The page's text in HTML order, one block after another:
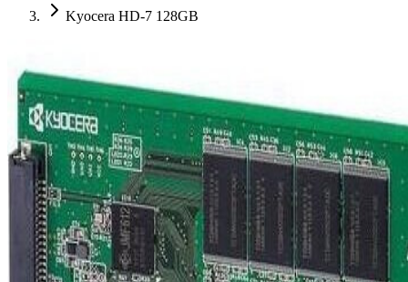
Kyocera HD-7 128GB